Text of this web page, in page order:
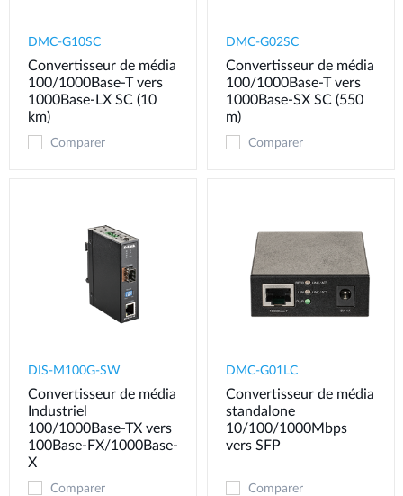
DMC-G10SC
Convertisseur de média
100/1000Base-T vers
1000Base-LX SC (10
km)
Comparer
DMC-G02SC
Convertisseur de média
100/1000Base-T vers
1000Base-SX SC (550
m)
Comparer
DIS-M100G-SW
Convertisseur de média
Industriel
100/1000Base-TX vers
100Base-FX/1000Base-
X
Comparer
DMC-G01LC
Convertisseur de média
standalone
10/100/1000Mbps
vers SFP
Comparer